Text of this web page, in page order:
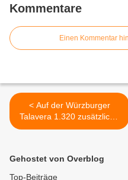
Kommentare
Einen Kommentar
< Auf der Würzburger
Talavera 1.320 zusätzliche
Corona-Testmöglichkeiten
Pflegepersonal und
Schulklassen
Gehostet von Overblog
Top-Beiträge